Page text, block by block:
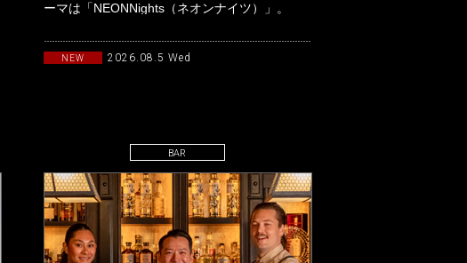
ーマは「NEONNights（ネオンナイツ）」。
NEW 2026.08.5 Wed
BAR